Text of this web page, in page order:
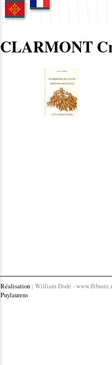
CLARMONT
Réalisation : William Dodé -
Puylaurens